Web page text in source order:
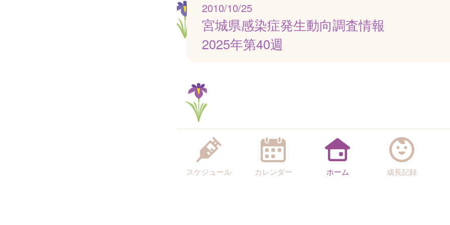
2010/10/25
宮城県感染症発生動向調査情報
2025年第40週
スケジュール カレンダー ホーム 成長記録